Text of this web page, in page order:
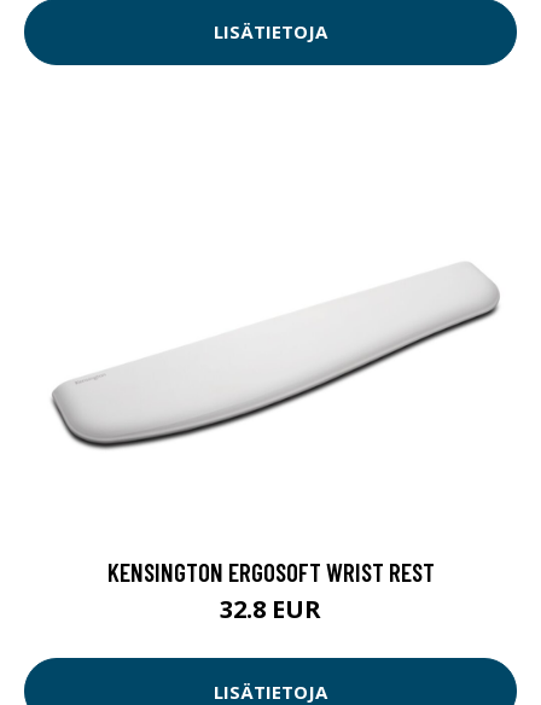
LISÄTIETOJA
KENSINGTON ERGOSOFT WRIST REST
32.8 EUR
LISÄTIETOJA